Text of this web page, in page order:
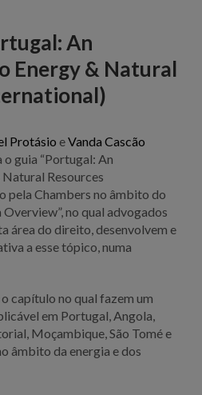
An
Energy & Natural
Protásio eVanda Cascão
guia “Portugal: An
Resources
pela Chambers no âmbito do
no qual advogados
área do direito, desenvolvem e
a esse tópico, numa
capítulo no qual fazem um
em Portugal, Angola,
Moçambique, São Tomé e
âmbito da energia e dos